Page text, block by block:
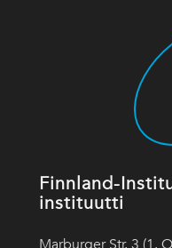
Finnland-
instituutti
Marburger Str. 3 (1.